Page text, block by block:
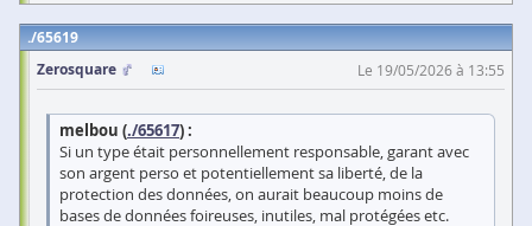
65619
Zerosquare
Le 19/05/2026 à 13:55
melbou (./65617) :
Si un type était personnellement responsable, garant avec
son argent perso et potentiellement sa liberté, de la
protection des données, on aurait beaucoup moins de
bases de données foireuses, inutiles, mal protégées etc.